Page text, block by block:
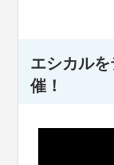
エシカル
催！